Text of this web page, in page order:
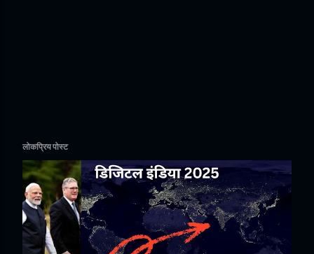
लोकप्रिय पोस्ट